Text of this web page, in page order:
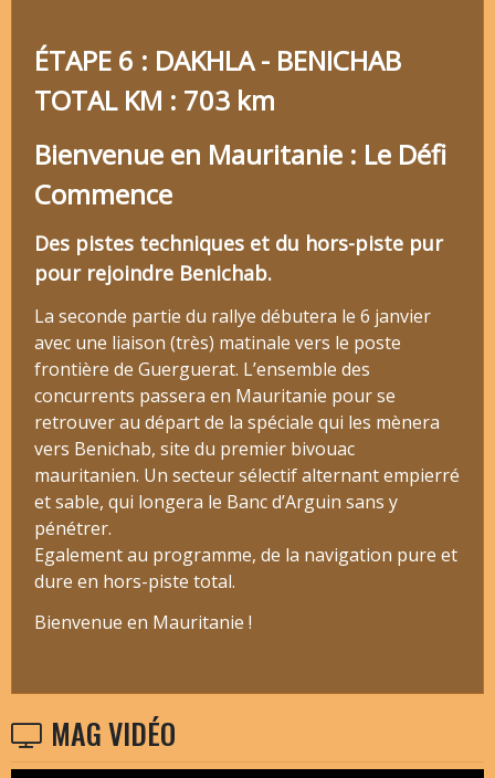
ÉTAPE 6 : DAKHLA - BENICHAB
TOTAL KM : 703 km
Bienvenue en Mauritanie : Le Défi
Commence
Des pistes techniques et du hors-piste pur
pour rejoindre Benichab.
La seconde partie du rallye débutera le 6 janvier
avec une liaison (très) matinale vers le poste
frontière de Guerguerat. L’ensemble des
concurrents passera en Mauritanie pour se
retrouver au départ de la spéciale qui les mènera
vers Benichab, site du premier bivouac
mauritanien. Un secteur sélectif alternant empierré
et sable, qui longera le Banc d’Arguin sans y
pénétrer.
Egalement au programme, de la navigation pure et
dure en hors-piste total.
Bienvenue en Mauritanie !
MAG VIDÉO